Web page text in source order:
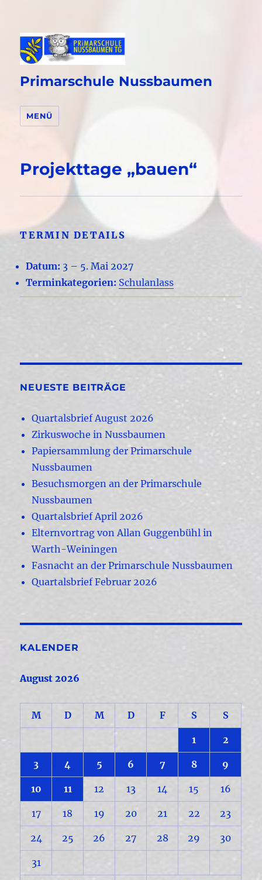
Primarschule Nussbaumen
MENÜ
Projekttage „bauen“
TERMIN DETAILS
Datum: 3 – 5. Mai 2027
Terminkategorien: Schulanlass
NEUESTE BEITRÄGE
Quartalsbrief August 2026
Zirkuswoche in Nussbaumen
Papiersammlung der Primarschule
Nussbaumen
Besuchsmorgen an der Primarschule
Nussbaumen
Quartalsbrief April 2026
Elternvortrag von Allan Guggenbühl in
Warth-Weiningen
Fasnacht an der Primarschule Nussbaumen
Quartalsbrief Februar 2026
KALENDER
August 2026
M D M D F S S
1 2
3 4 5 6 7 8 9
10 11 12 13 14 15 16
17 18 19 20 21 22 23
24 25 26 27 28 29 30
31